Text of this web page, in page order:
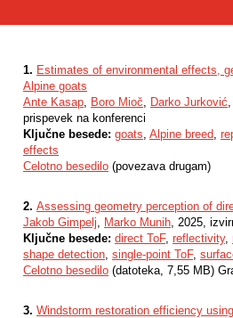
1. Estimates of environmental effects,
Alpine goats
Ante Kasap, Boro Mioč, Darko Jurković
prispevek na konferenci
Ključne besede: goats, Alpine breed,
effects
Celotno besedilo (povezava drugam)
2. Assessing geometry perception of
Jakob Gimpelj, Marko Munih, 2025,
Ključne besede: direct ToF, reflectivity,
shape detection, single-point ToF,
Celotno besedilo (datoteka, 7,55 MB)
3. Windstorm restoration efficiency